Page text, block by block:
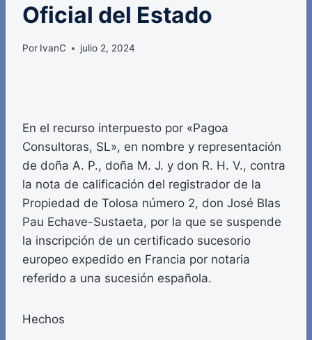
Oficial del Estado
Por IvanC julio 2, 2024
En el recurso interpuesto por «Pagoa
Consultoras, SL», en nombre y representación
de doña A. P., doña M. J. y don R. H. V., contra
la nota de calificación del registrador de la
Propiedad de Tolosa número 2, don José Blas
Pau Echave-Sustaeta, por la que se suspende
la inscripción de un certificado sucesorio
europeo expedido en Francia por notaria
referido a una sucesión española.
Hechos